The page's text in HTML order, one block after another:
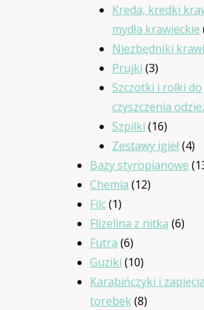
produktów
Kreda, kredki
mydła krawieckie
Niezbędniki
Prujki 33
produkty
Szczotki i rolki do
czyszczenia
Szpilki 1616
Zestawy igieł 44
Bazy styropianowe
Chemia 1212
Filc 11
produkt
Flizelina z nitką 66
Futra 66
produktów
Guziki 1010
produktów
Karabińczyki i
torebek 88